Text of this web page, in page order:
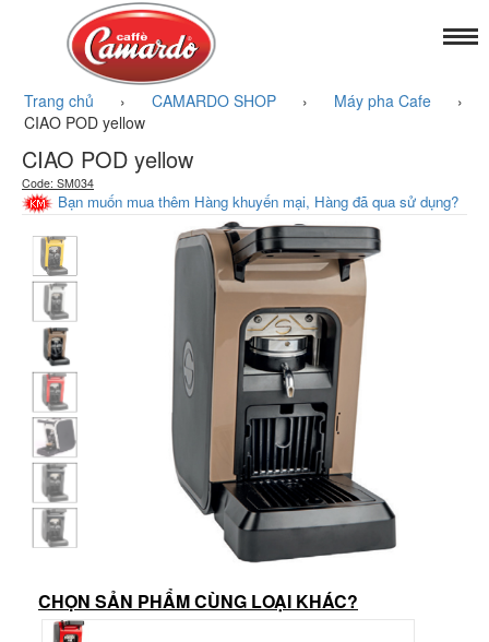
Trang chủ › CAMARDO SHOP › Máy pha Cafe ›
CIAO POD yellow
CIAO POD yellow
Code: SM034
Bạn muốn mua thêm Hàng khuyến mại, Hàng đã qua sử dụng?
CHỌN SẢN PHẨM CÙNG LOẠI KHÁC?